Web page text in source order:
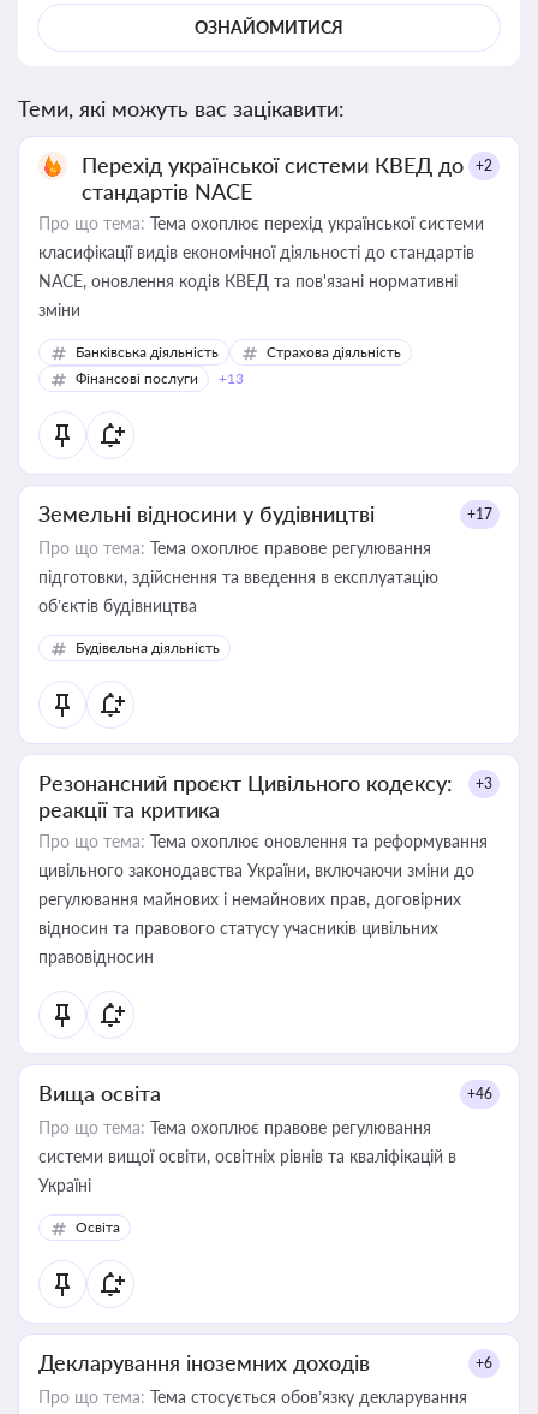
ОЗНАЙОМИТИСЯ
Теми, які можуть вас зацікавити:
Перехід української системи КВЕД до
стандартів NACE
+2
Про що тема: Тема охоплює перехід української системи
класифікації видів економічної діяльності до стандартів
NACE, оновлення кодів КВЕД та пов'язані нормативні
зміни
Банківська діяльність
Страхова діяльність
Фінансові послуги
+13
Земельні відносини у будівництві +17
Про що тема: Тема охоплює правове регулювання
підготовки, здійснення та введення в експлуатацію
об’єктів будівництва
Будівельна діяльність
Резонансний проєкт Цивільного кодексу:
реакції та критика
+3
Про що тема: Тема охоплює оновлення та реформування
цивільного законодавства України, включаючи зміни до
регулювання майнових і немайнових прав, договірних
відносин та правового статусу учасників цивільних
правовідносин
Вища освіта +46
Про що тема: Тема охоплює правове регулювання
системи вищої освіти, освітніх рівнів та кваліфікацій в
Україні
Освіта
Декларування іноземних доходів +6
Про що тема: Тема стосується обов’язку декларування